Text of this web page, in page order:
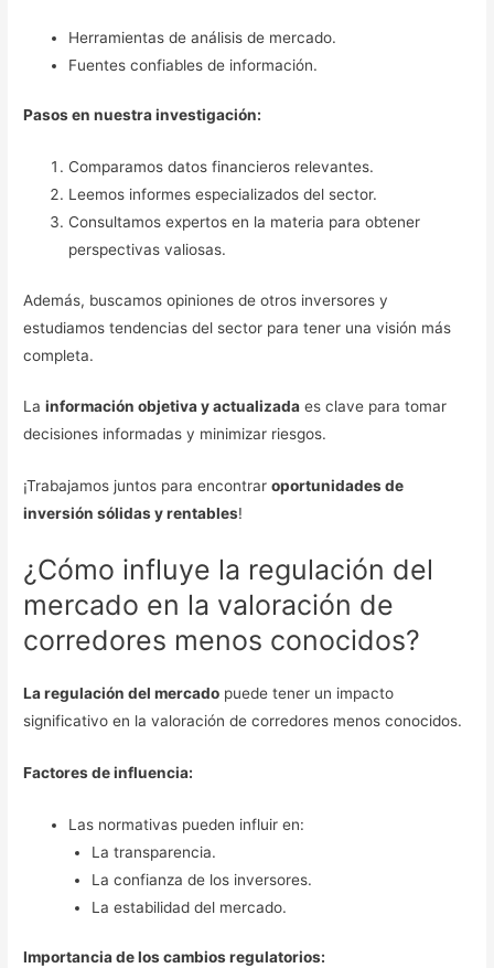
Herramientas de análisis de mercado.
Fuentes confiables de información.
Pasos en nuestra investigación:
Comparamos datos financieros relevantes.
Leemos informes especializados del sector.
Consultamos expertos en la materia para obtener
perspectivas valiosas.
Además, buscamos opiniones de otros inversores y
estudiamos tendencias del sector para tener una visión más
completa.
Lainformación objetiva y actualizada es clave para tomar
decisiones informadas y minimizar riesgos.
¡Trabajamos juntos para encontraroportunidades de
inversión sólidas y rentables!
¿Cómo influye la regulación del
mercado en la valoración de
corredores menos conocidos?
La regulación del mercado puede tener un impacto
significativo en la valoración de corredores menos conocidos.
Factores de influencia:
Las normativas pueden influir en:
La transparencia.
La confianza de los inversores.
La estabilidad del mercado.
Importancia de los cambios regulatorios: